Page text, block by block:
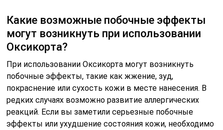
Какие возможные побочные эффекты
могут возникнуть при использовании
Оксикорта?
При использовании Оксикорта могут возникнуть
побочные эффекты, такие как жжение, зуд,
покраснение или сухость кожи в месте нанесения. В
редких случаях возможно развитие аллергических
реакций. Если вы заметили серьезные побочные
эффекты или ухудшение состояния кожи, необходимо